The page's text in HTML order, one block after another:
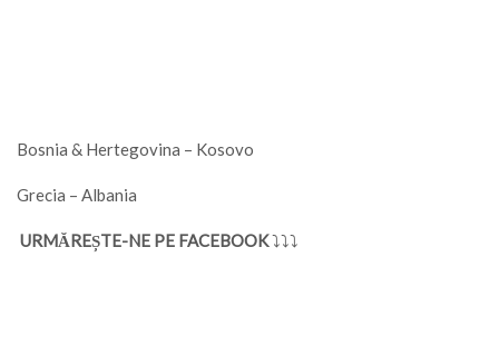
Bosnia & Hertegovina – Kosovo
Grecia – Albania
URMĂREȘTE-NE PE FACEBOOK⤵⤵⤵